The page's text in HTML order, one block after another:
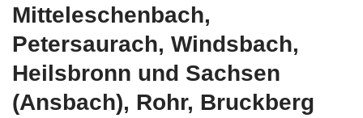
Mitteleschenbach,
Petersaurach, Windsbach,
Heilsbronn und Sachsen
(Ansbach), Rohr, Bruckberg